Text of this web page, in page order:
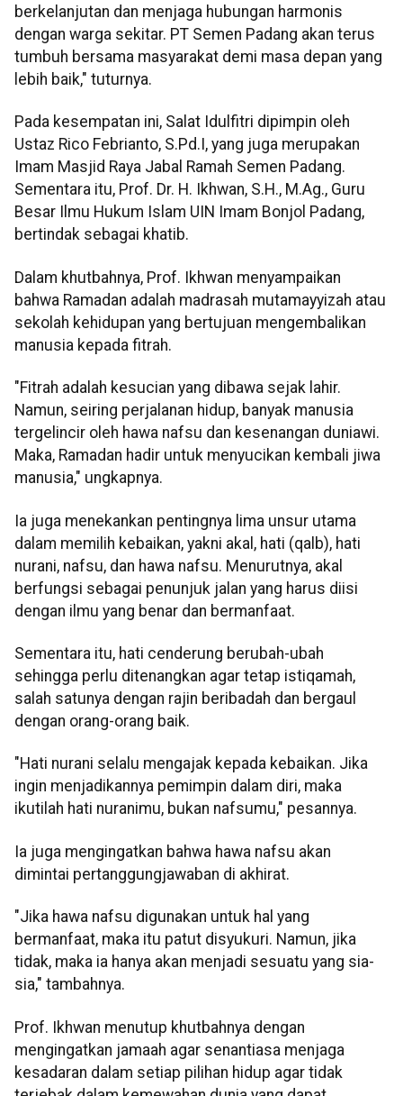
berkelanjutan dan menjaga hubungan harmonis
dengan warga sekitar. PT Semen Padang akan terus
tumbuh bersama masyarakat demi masa depan yang
lebih baik," tuturnya.
Pada kesempatan ini, Salat Idulfitri dipimpin oleh
Ustaz Rico Febrianto, S.Pd.I, yang juga merupakan
Imam Masjid Raya Jabal Ramah Semen Padang.
Sementara itu, Prof. Dr. H. Ikhwan, S.H., M.Ag., Guru
Besar Ilmu Hukum Islam UIN Imam Bonjol Padang,
bertindak sebagai khatib.
Dalam khutbahnya, Prof. Ikhwan menyampaikan
bahwa Ramadan adalah madrasah mutamayyizah atau
sekolah kehidupan yang bertujuan mengembalikan
manusia kepada fitrah.
"Fitrah adalah kesucian yang dibawa sejak lahir.
Namun, seiring perjalanan hidup, banyak manusia
tergelincir oleh hawa nafsu dan kesenangan duniawi.
Maka, Ramadan hadir untuk menyucikan kembali jiwa
manusia," ungkapnya.
Ia juga menekankan pentingnya lima unsur utama
dalam memilih kebaikan, yakni akal, hati (qalb), hati
nurani, nafsu, dan hawa nafsu. Menurutnya, akal
berfungsi sebagai penunjuk jalan yang harus diisi
dengan ilmu yang benar dan bermanfaat.
Sementara itu, hati cenderung berubah-ubah
sehingga perlu ditenangkan agar tetap istiqamah,
salah satunya dengan rajin beribadah dan bergaul
dengan orang-orang baik.
"Hati nurani selalu mengajak kepada kebaikan. Jika
ingin menjadikannya pemimpin dalam diri, maka
ikutilah hati nuranimu, bukan nafsumu," pesannya.
Ia juga mengingatkan bahwa hawa nafsu akan
dimintai pertanggungjawaban di akhirat.
"Jika hawa nafsu digunakan untuk hal yang
bermanfaat, maka itu patut disyukuri. Namun, jika
tidak, maka ia hanya akan menjadi sesuatu yang sia-
sia," tambahnya.
Prof. Ikhwan menutup khutbahnya dengan
mengingatkan jamaah agar senantiasa menjaga
kesadaran dalam setiap pilihan hidup agar tidak